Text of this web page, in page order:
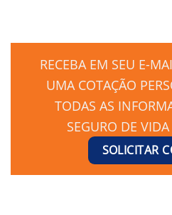
RECEBA EM SEU E-
UMA COTAÇÃO
TODAS AS
SEGURO DE
SOLICITAR